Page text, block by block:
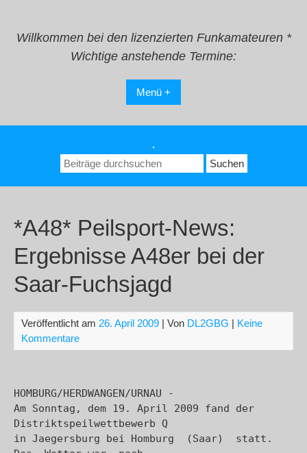
springenWillkommen bei den lizenzierten Funkamateuren *
Wichtige anstehende Termine:
Menü +
.
Suchen
nach:
*A48* Peilsport-News:
Ergebnisse A48er bei der
Saar-Fuchsjagd
Veröffentlicht am 26. April 2009 | Von DL2GBG | Keine
Kommentare
HOMBURG/HERDWANGEN/URNAU -
Am Sonntag, dem 19. April 2009 fand der
Distriktspeilwettbewerb Q
in Jaegersburg bei Homburg  (Saar)  statt.